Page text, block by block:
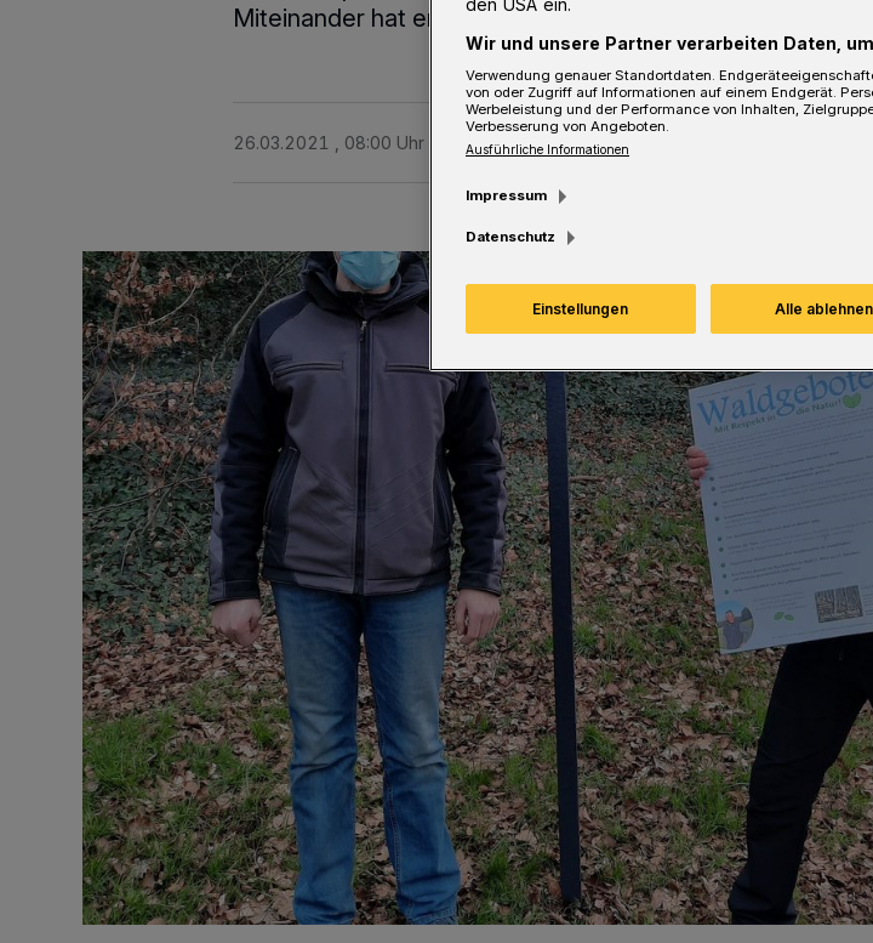
Miteinander hat er die „Waldgebote“ entwickelt.
26.03.2021 , 08:00 Uhr 2 Minuten Lesezeit
den USA ein.
Wir und unsere Partner verarbeiten Daten,
Verwendung genauer Standortdaten.
von oder Zugriff auf Informationen auf einem Endgerät.
Werbeleistung und der Performance von Inhalten,
Verbesserung von Angeboten.
Ausführliche Informationen
Impressum
Datenschutz
Einstellungen Alle ablehnen